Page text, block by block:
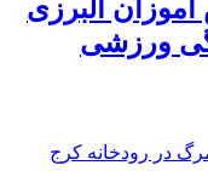
البرزی
ورزشی